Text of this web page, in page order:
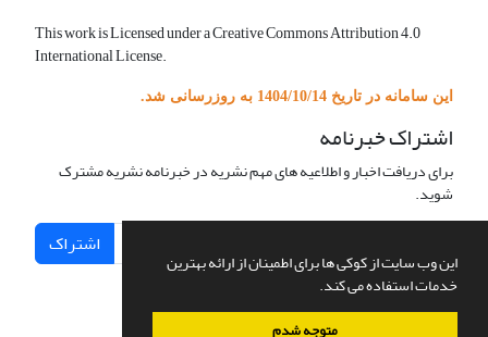
این وب سایت از کوکی ها برای اطمینان از ارائه بهترین
خدمات استفاده می کند.
متوجه شدم
This work is Licensed under a Creative Commons Attribution 4.0
International License.
این سامانه در تاریخ 1404/10/14 به روزرسانی شد.
اشتراک خبرنامه
برای دریافت اخبار و اطلاعیه های مهم نشریه در خبرنامه نشریه مشترک
شوید.
اشتراک